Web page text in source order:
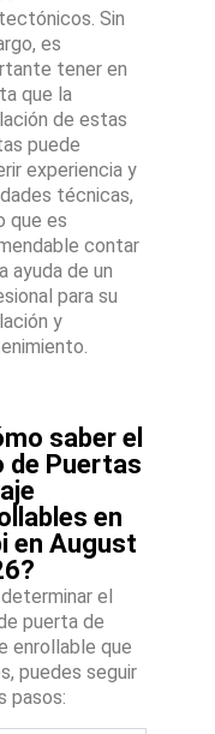
Sin
es
tener en
que la
de estas
puede
experiencia y
técnicas,
que es
contar
ayuda de un
para su
y
saber el
de Puertas
en
en August
el
puerta de
enrollable que
puedes seguir
pasos: